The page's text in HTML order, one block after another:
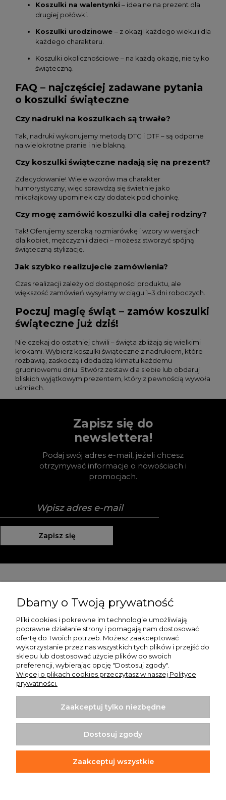
Koszulki na walentynki – idealne na prezent dla
drugiej połówki.
Koszulki urodzinowe – z okazji każdego wieku i dla
każdego charakteru.
Koszulki okolicznościowe – na każdą okazję, nie tylko
świąteczną.
FAQ – najczęściej zadawane pytania
o koszulki świąteczne
Czy nadruki na koszulkach są trwałe?
Tak, nadruki wykonujemy metodą DTG i DTF – są odporne
na wielokrotne pranie i nie blakną.
Czy koszulki świąteczne nadają się na prezent?
Zdecydowanie! Wiele wzorów ma charakter
humorystyczny, więc sprawdzą się świetnie jako
mikołajkowy upominek czy dodatek pod choinkę.
Czy mogę zamówić koszulki dla całej rodziny?
Tak! Oferujemy szeroką rozmiarówkę i wzory w wersjach
dla kobiet, mężczyzn i dzieci – możesz stworzyć spójną
świąteczną stylizację.
Jak szybko realizujecie zamówienia?
Czas realizacji zależy od dostępności produktu, ale
większość zamówień wysyłamy w ciągu 1–3 dni roboczych.
Poczuj magię świąt – zamów koszulki
świąteczne już dziś!
Nie czekaj do ostatniej chwili – święta zbliżają się wielkimi
krokami. Wybierz koszulki świąteczne z nadrukiem, które
rozbawią, zaskoczą i dodadzą klimatu każdemu
grudniowemu dniu. Stwórz zestaw dla siebie lub obdaruj
bliskich wyjątkowym prezentem, który z pewnością wywoła
uśmiech.
Zapisz się do
newslettera!
Podaj swój adres e-mail, jeżeli chcesz
otrzymywać informacje o nowościach i
promocjach.
Zapisz się
Moje konto
Płatności i dostawa
O nas
Koszulki z nadrukiem | Sklep internetowy Rule Out
ul. Powstańców Wielkopolskich 35/1
info@ruleout.pl
REGON: 365373965
Dbamy o Twoją prywatność
Pliki cookies i pokrewne im technologie umożliwiają
poprawne działanie strony i pomagają nam dostosować
ofertę do Twoich potrzeb. Możesz zaakceptować
wykorzystanie przez nas wszystkich tych plików i przejść do
sklepu lub dostosować użycie plików do swoich
preferencji, wybierając opcję "Dostosuj zgody".
Więcej o plikach cookies przeczytasz w naszej Polityce
prywatności.
Zaakceptuj tylko niezbędne
Dostosuj zgody
Zaakceptuj wszystkie